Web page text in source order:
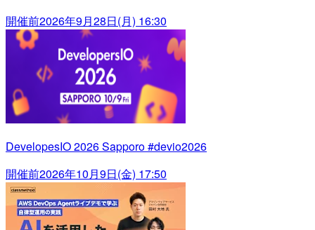
開催前2026年9月28日(月) 16:30
DevelopesIO 2026 Sapporo #devio2026
開催前2026年10月9日(金) 17:50